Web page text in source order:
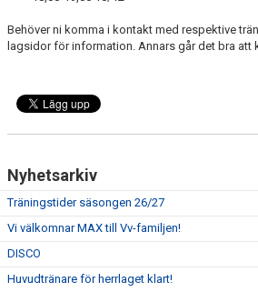
Behöver ni komma i kontakt med respektive
lagsidor för information. Annars går det bra att
Nyhetsarkiv
Träningstider säsongen 26/27
Vi välkomnar MAX till Vv-familjen!
DISCO
Huvudtränare för herrlaget klart!